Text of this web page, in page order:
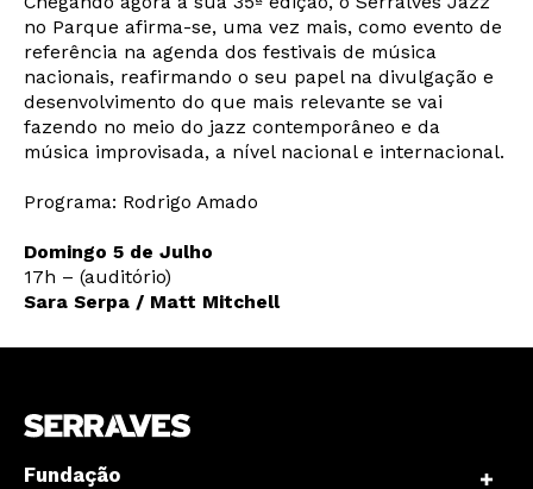
no Parque afirma-se, uma vez mais, como evento de
referência na agenda dos festivais de música
nacionais, reafirmando o seu papel na divulgação e
desenvolvimento do que mais relevante se vai
fazendo no meio do jazz contemporâneo e da
música improvisada, a nível nacional e internacional.
Programa: Rodrigo Amado
Domingo 5 de Julho
17h – (auditório)
Sara Serpa / Matt Mitchell
Fundação
Interesses